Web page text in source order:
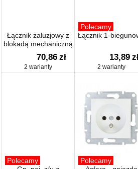
Łącznik żaluzjowy z
blokadą mechaniczną
70,86 zł
2 warianty
Polecamy
Łącznik 1-
13,89
2 warianty
Polecamy
Polecamy